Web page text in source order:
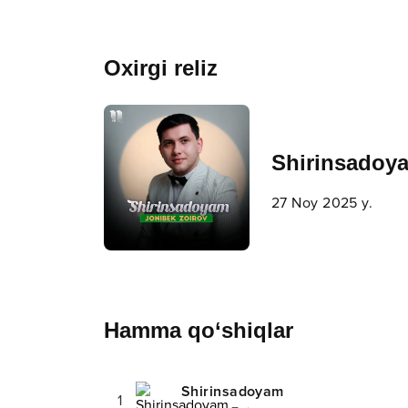
Oxirgi reliz
27 Noy 2025 y.
Hamma qo‘shiqlar
1 Shirinsadoyam